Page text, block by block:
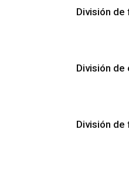
División
División
División